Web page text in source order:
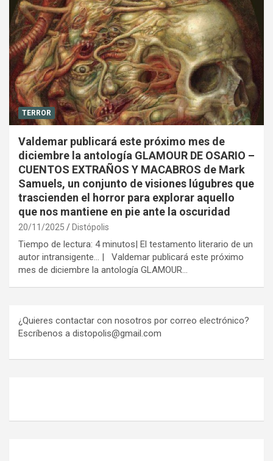
TERROR
Valdemar publicará este próximo mes de
diciembre la antología GLAMOUR DE OSARIO –
CUENTOS EXTRAÑOS Y MACABROS de Mark
Samuels, un conjunto de visiones lúgubres que
trascienden el horror para explorar aquello
que nos mantiene en pie ante la oscuridad
20/11/2025 Distópolis
Tiempo de lectura: 4 minutos| El testamento literario de un
autor intransigente… | Valdemar publicará este próximo
mes de diciembre la antología GLAMOUR…
¿Quieres contactar con nosotros por correo electrónico?
Escríbenos a distopolis@gmail.com